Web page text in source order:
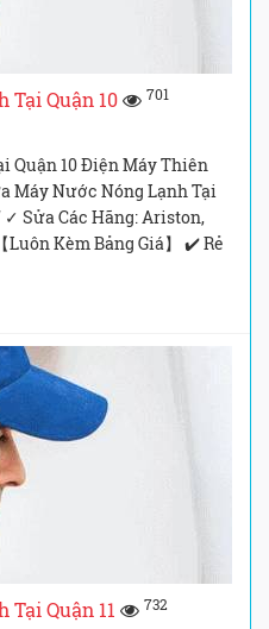
Tại Quận 10 701
Quận 10 Điện Máy Thiên
Máy Nước Nóng Lạnh Tại
Sửa Các Hãng: Ariston,
Luôn Kèm Bảng Giá】 ✔️ Rẻ
Quận 11 732